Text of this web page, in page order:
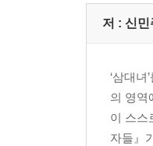
저 : 신민
‘삼대
의 영역
이 스스
자들』